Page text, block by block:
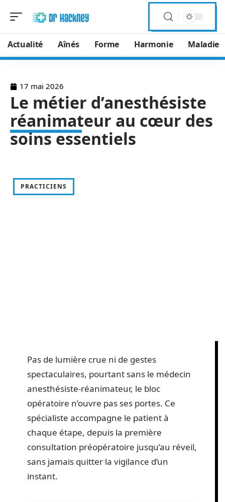
Actualité Aînés Forme Harmonie Maladie
17 mai 2026
Le métier d’anesthésiste
réanimateur au cœur des
soins essentiels
PRACTICIENS
Pas de lumière crue ni de gestes
spectaculaires, pourtant sans le médecin
anesthésiste-réanimateur, le bloc
opératoire n’ouvre pas ses portes. Ce
spécialiste accompagne le patient à
chaque étape, depuis la première
consultation préopératoire jusqu’au réveil,
sans jamais quitter la vigilance d’un
instant.